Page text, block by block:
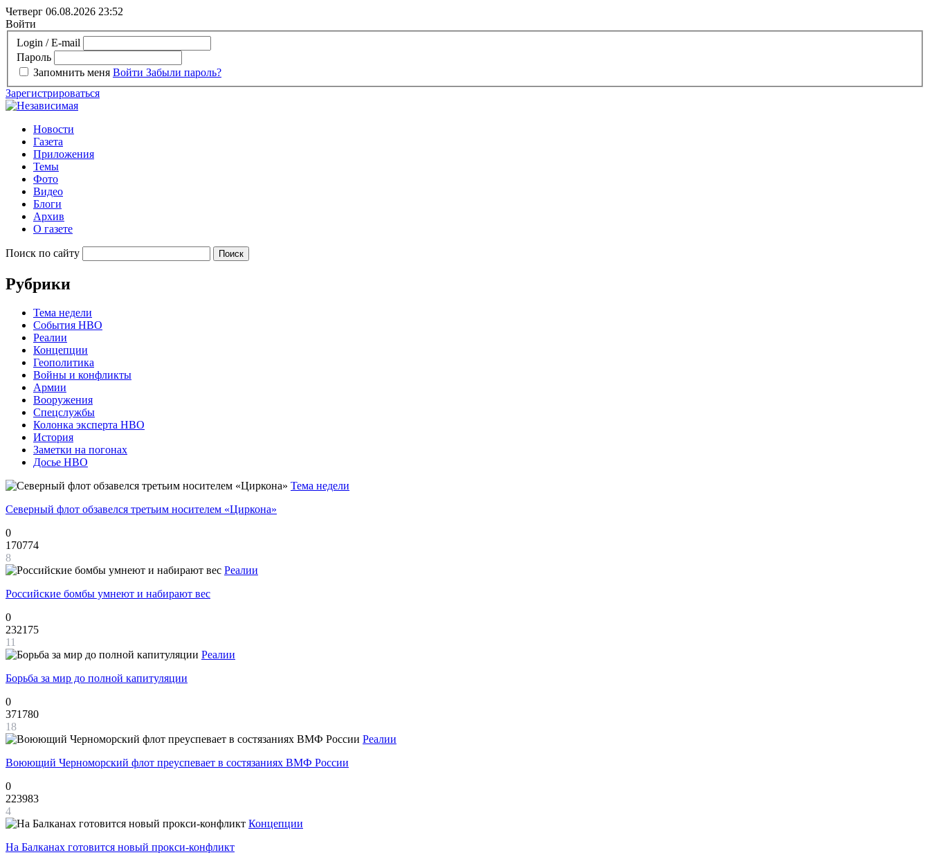
Четверг 06.08.2026 23:52
Войти
Login / E-mail
Пароль
Запомнить меня Войти Забыли пароль?
Зарегистрироваться
Новости
Газета
Приложения
Темы
Фото
Видео
Блоги
Архив
О газете
Поиск по сайту
Рубрики
Тема недели
События НВО
Реалии
Концепции
Геополитика
Войны и конфликты
Армии
Вооружения
Спецслужбы
Колонка эксперта НВО
История
Заметки на погонах
Досье НВО
Тема недели
Северный флот обзавелся третьим носителем «Циркона»
0
170774
8
Реалии
Российские бомбы умнеют и набирают вес
0
232175
11
Реалии
Борьба за мир до полной капитуляции
0
371780
18
Реалии
Воюющий Черноморский флот преуспевает в состязаниях ВМФ России
0
223983
4
Концепции
На Балканах готовится новый прокси-конфликт